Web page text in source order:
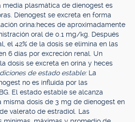
media plasmática de dienogest es
Dienogest se excreta en forma
orina:heces de aproximadamente
oral de 0.1 mg/kg. Después
el 42% de la dosis se elimina en las
6 días por excreción renal. Un
dosis se excreta en orina y heces
de estado estable: La
no es influida por las
El estado estable se alcanza
misma dosis de 3 mg de dienogest en
valerato de estradiol. Las